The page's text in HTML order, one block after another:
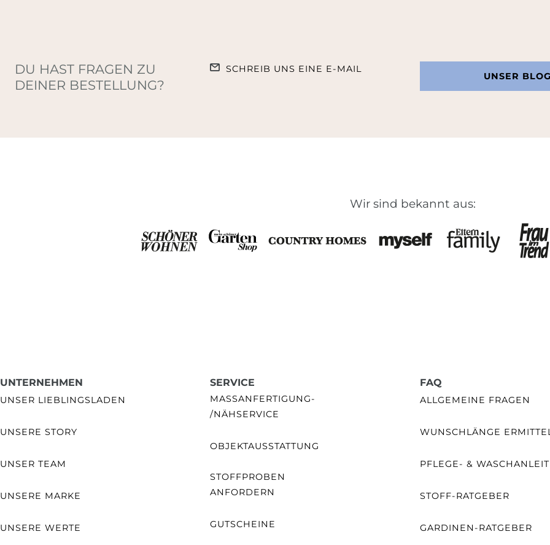
DU HAST FRAGEN ZU
DEINER BESTELLUNG?
SCHREIB UNS EINE E-MAIL
UNSER
Wir sind bekannt aus:
UNTERNEHMEN
UNSER LIEBLINGSLADEN
UNSERE STORY
UNSER TEAM
UNSERE MARKE
UNSERE WERTE
SERVICE
MASSANFERTIGUNG- /
NÄHSERVICE
OBJEKTAUSSTATTUNG
STOFFPROBEN
ANFORDERN
GUTSCHEINE
FAQ
ALLGEMEINE FRAGEN
WUNSCHLÄNGE
PFLEGE- &
STOFF-RATGEBER
GARDINEN-RATGEBER